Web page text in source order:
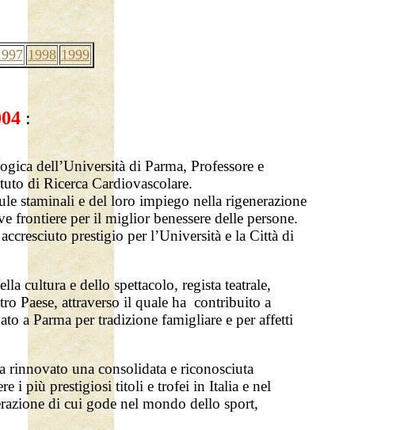
1998 1999
:
dell’Università di Parma, Professore e
di Ricerca Cardiovascolare.
staminali e del loro impiego nella rigenerazione
frontiere per il miglior benessere delle persone.
prestigio per l’Università e la Città di
cultura e dello spettacolo, regista teatrale,
Paese, attraverso il quale ha contribuito a
a Parma per tradizione famigliare e per affetti
rinnovato una consolidata e riconosciuta
i più prestigiosi titoli e trofei in Italia e nel
di cui gode nel mondo dello sport,